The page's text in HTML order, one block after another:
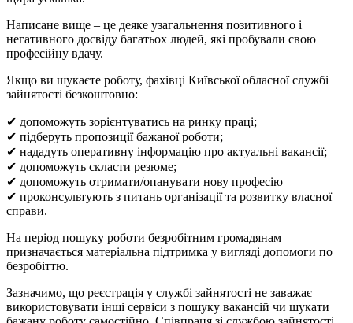
Написане вище – це деяке узагальнення позитивного і
негативного досвіду багатьох людей, які пробували свою
професійну вдачу.
Якщо ви шукаєте роботу, фахівці Київської обласної службі
зайнятості безкоштовно:
✔ допоможуть зорієнтуватись на ринку праці;
✔ підберуть пропозиції бажаної роботи;
✔ нададуть оперативну інформацію про актуальні вакансії;
✔ допоможуть скласти резюме;
✔ допоможуть отримати/опанувати нову професію
✔ проконсультують з питань організації та розвитку власної
справи.
На період пошуку роботи безробітним громадянам
призначається матеріальна підтримка у вигляді допомоги по
безробіттю.
Зазначимо, що реєстрація у службі зайнятості не заважає
використовувати інші сервіси з пошуку вакансій чи шукати